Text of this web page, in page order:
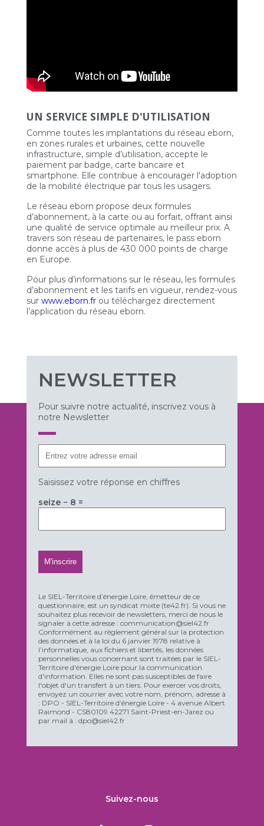
UN SERVICE SIMPLE D'UTILISATION
Comme toutes les implantations du réseau eborn,
en zones rurales et urbaines, cette nouvelle
infrastructure, simple d’utilisation, accepte le
paiement par badge, carte bancaire et
smartphone. Elle contribue à encourager l'adoption
de la mobilité électrique par tous les usagers.
Le réseau eborn propose deux formules
d’abonnement, à la carte ou au forfait, offrant ainsi
une qualité de service optimale au meilleur prix. A
travers son réseau de partenaires, le pass eborn
donne accès à plus de 430 000 points de charge
en Europe.
Pour plus d’informations sur le réseau, les formules
d’abonnement et les tarifs en vigueur, rendez-vous
sur www.eborn.frou téléchargez directement
l’application du réseau eborn.
NEWSLETTER
Pour suivre notre actualité, inscrivez vous à
notre Newsletter
Saisissez votre réponse en chiffres
seize − 8 =
Le SIEL-Territoire d’énergie Loire, émetteur de ce
questionnaire, est un syndicat mixte (te42.fr). Si vous ne
souhaitez plus recevoir de newsletters, merci de nous le
signaler à cette adresse : communication@siel42.fr
Conformément au règlement général sur la protection
des données et à la loi du 6 janvier 1978 relative à
l’informatique, aux fichiers et libertés, les données
personnelles vous concernant sont traitées par le SIEL-
Territoire d'énergie Loire pour la communication
d'information. Elles ne sont pas susceptibles de faire
l'objet d'un transfert à un tiers. Pour exercer vos droits,
envoyez un courrier avec votre nom, prénom, adresse à
: DPO - SIEL-Territoire d’énergie Loire - 4 avenue Albert
Raimond - CS80109 42271 Saint-Priest-en-Jarez ou
par mail à : dpo@siel42.fr
Suivez-nous